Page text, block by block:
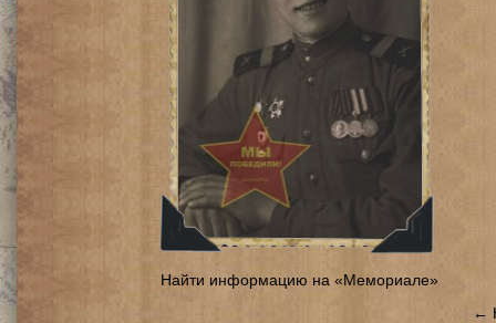
Найти информацию на «Мемориале»
←